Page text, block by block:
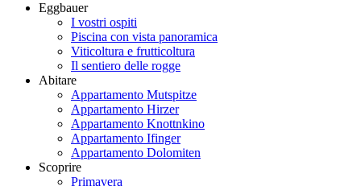
Eggbauer
I vostri ospiti
Piscina con vista panoramica
Viticoltura e frutticoltura
Il sentiero delle rogge
Abitare
Appartamento Mutspitze
Appartamento Hirzer
Appartamento Knottnkino
Appartamento Ifinger
Appartamento Dolomiten
Scoprire
Primavera